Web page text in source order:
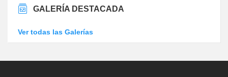
GALERÍA DESTACADA
Ver todas las Galerías